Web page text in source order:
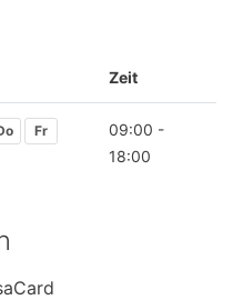
Zeit
Fr
09:00 -
18:00